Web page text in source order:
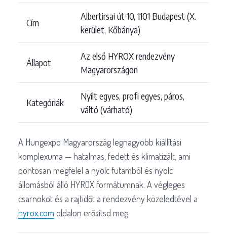
Cím
Albertirsai út 10, 1101 Budapest (X.
kerület, Kőbánya)
Állapot
Az első HYROX rendezvény
Magyarországon
Kategóriák
Nyílt egyes, profi egyes, páros,
váltó (várható)
A Hungexpo Magyarország legnagyobb kiállítási
komplexuma — hatalmas, fedett és klimatizált, ami
pontosan megfelel a nyolc futamból és nyolc
állomásból álló HYROX formátumnak. A végleges
csarnokot és a rajtidőt a rendezvény közeledtével a
hyrox.com oldalon erősítsd meg.